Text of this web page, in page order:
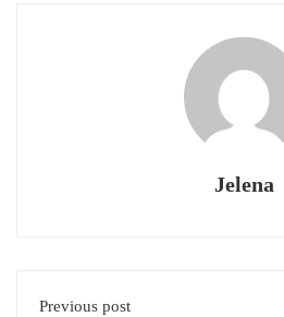
Jelena
Previous post